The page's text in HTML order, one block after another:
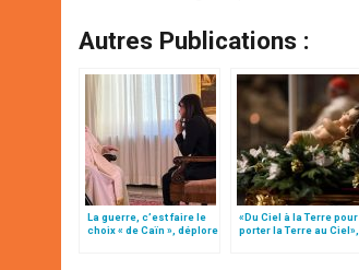
Autres Publications :
La guerre, c’est faire le
choix « de Caïn », déplore
«Du Ciel à la Terre pour
porter la Terre au Ciel»,